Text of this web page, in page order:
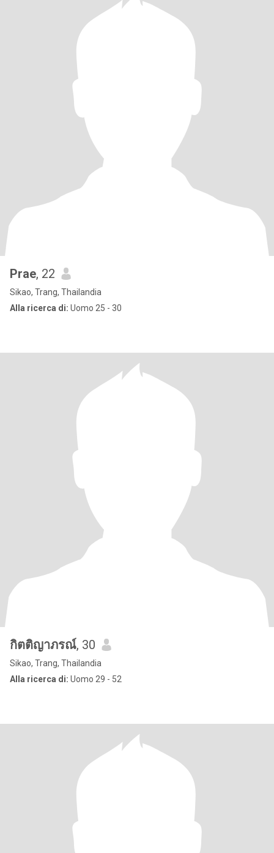
Prae, 22
Sikao, Trang, Thailandia
Alla ricerca di: Uomo 25 - 30
กิตติญาภรณ์, 30
Sikao, Trang, Thailandia
Alla ricerca di: Uomo 29 - 52